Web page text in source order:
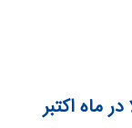
ماه اکتبر